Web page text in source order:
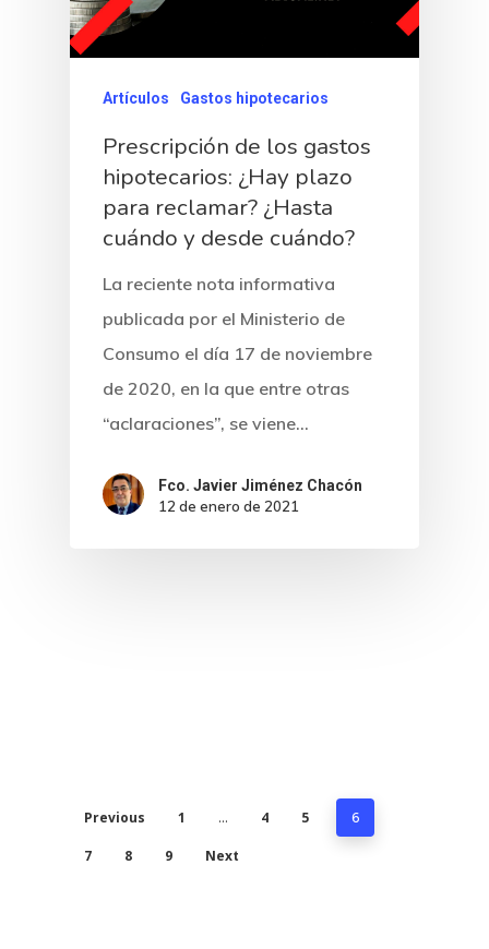
Artículos Gastos hipotecarios
Prescripción de los gastos
hipotecarios: ¿Hay plazo
para reclamar? ¿Hasta
cuándo y desde cuándo?
La reciente nota informativa
publicada por el Ministerio de
Consumo el día 17 de noviembre
de 2020, en la que entre otras
“aclaraciones”, se viene…
Fco. Javier Jiménez Chacón
12 de enero de 2021
Previous 1 … 4 5 6
7 8 9 Next